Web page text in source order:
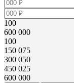
100
600 000
100
150 075
300 050
450 025
600 000